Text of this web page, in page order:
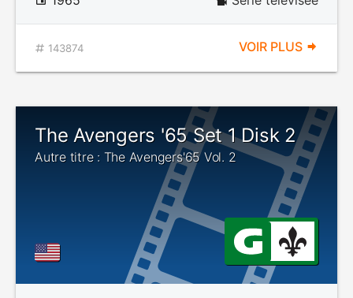
143874 VOIR PLUS
The Avengers '65 Set 1 Disk 2
Autre titre : The Avengers'65 Vol. 2